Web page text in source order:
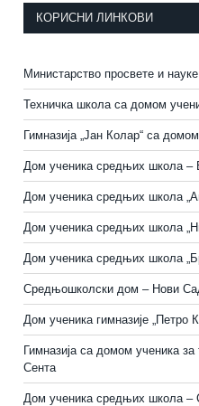
КОРИСНИ ЛИНКОВИ
Министарство просвете и
Техничка школа са домом
Гимназија „Јан Колар“ са
Дом ученика средњих школа –
Дом ученика средњих школа
Дом ученика средњих школа
Дом ученика средњих школа
Средњошколски дом – Нови
Дом ученика гимназије „Петро
Гимназија са домом ученика
Сента
Дом ученика средњих школа –